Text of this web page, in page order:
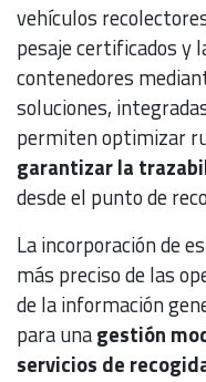
vehículos
pesaje certificados y
contenedores
soluciones,
permiten optimizar
garantizar la
desde el punto de
La incorporación de
más preciso de las
de la información
para unagestión
servicios de